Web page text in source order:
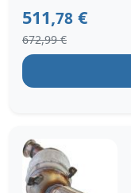
511,78 €
672,99 €